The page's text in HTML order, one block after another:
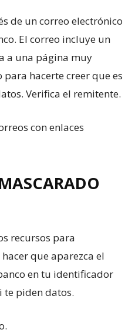
de un correo electrónico
El correo incluye un
a una página muy
hacerte creer que es
Verifica el remitente.
con enlaces
recursos para
que aparezca el
en tu identificador
te piden datos.